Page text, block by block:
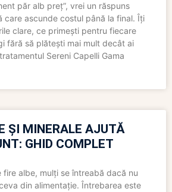
păr alb preț”, vrei un răspuns
care ascunde costul până la final. Îți
clare, ce primești pentru fiecare
fără să plătești mai mult decât ai
Sereni Capelli Gama
ȘI MINERALE AJUTĂ
GHID COMPLET
fire albe, mulți se întreabă dacă nu
din alimentație. Întrebarea este